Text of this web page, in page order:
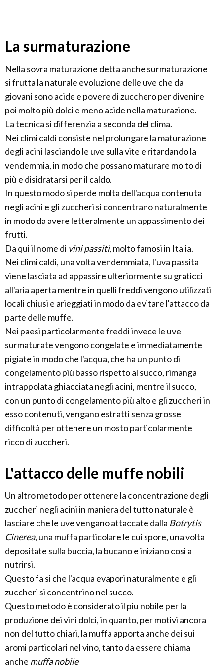
La surmaturazione
Nella sovra maturazione detta anche surmaturazione
si frutta la naturale evoluzione delle uve che da
giovani sono acide e povere di zucchero per divenire
poi molto più dolci e meno acide nella maturazione.
La tecnica si differenzia a seconda del clima.
Nei climi caldi consiste nel prolungare la maturazione
degli acini lasciando le uve sulla vite e ritardando la
vendemmia, in modo che possano maturare molto di
più e disidratarsi per il caldo.
In questo modo si perde molta dell'acqua contenuta
negli acini e gli zuccheri si concentrano naturalmente
in modo da avere letteralmente un appassimento dei
frutti.
Da qui il nome di vini passiti, molto famosi in Italia.
Nei climi caldi, una volta vendemmiata, l'uva passita
viene lasciata ad appassire ulteriormente su graticci
all'aria aperta mentre in quelli freddi vengono utilizzati
locali chiusi e arieggiati in modo da evitare l'attacco da
parte delle muffe.
Nei paesi particolarmente freddi invece le uve
surmaturate vengono congelate e immediatamente
pigiate in modo che l'acqua, che ha un punto di
congelamento più basso rispetto al succo, rimanga
intrappolata ghiacciata negli acini, mentre il succo,
con un punto di congelamento più alto e gli zuccheri in
esso contenuti, vengano estratti senza grosse
difficoltà per ottenere un mosto particolarmente
ricco di zuccheri.
L'attacco delle muffe nobili
Un altro metodo per ottenere la concentrazione degli
zuccheri negli acini in maniera del tutto naturale è
lasciare che le uve vengano attaccate dalla Botrytis
Cinerea, una muffa particolare le cui spore, una volta
depositate sulla buccia, la bucano e iniziano cosi a
nutrirsi.
Questo fa si che l'acqua evapori naturalmente e gli
zuccheri si concentrino nel succo.
Questo metodo è considerato il piu nobile per la
produzione dei vini dolci, in quanto, per motivi ancora
non del tutto chiari, la muffa apporta anche dei sui
aromi particolari nel vino, tanto da essere chiama
anche muffa nobile